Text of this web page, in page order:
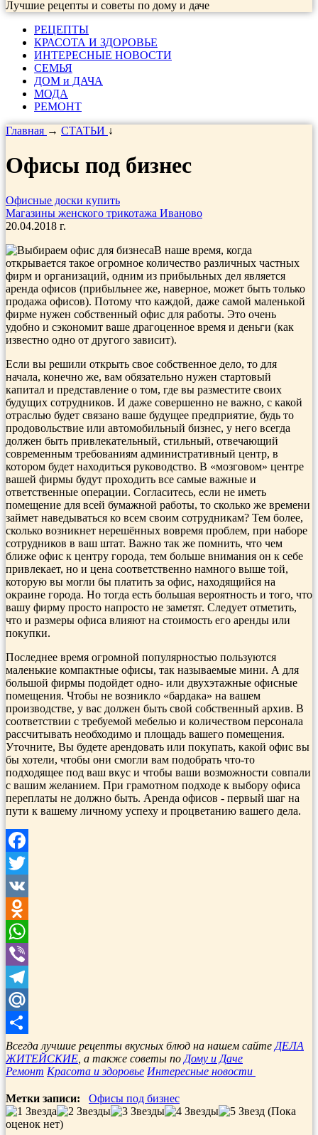
Лучшие рецепты и советы по дому и даче
РЕЦЕПТЫ
КРАСОТА И ЗДОРОВЬЕ
ИНТЕРЕСНЫЕ НОВОСТИ
СЕМЬЯ
ДОМ и ДАЧА
МОДА
РЕМОНТ
Главная → СТАТЬИ ↓
Офисы под бизнес
Офисные доски купить
Магазины женского трикотажа Иваново
20.04.2018 г.
В наше время, когда
открывается такое огромное количество различных частных
фирм и организаций, одним из прибыльных дел является
аренда офисов (прибыльнее же, наверное, может быть только
продажа офисов). Потому что каждой, даже самой маленькой
фирме нужен собственный офис для работы. Это очень
удобно и сэкономит ваше драгоценное время и деньги (как
известно одно от другого зависит).
Если вы решили открыть свое собственное дело, то для
начала, конечно же, вам обязательно нужен стартовый
капитал и представление о том, где вы разместите своих
будущих сотрудников. И даже совершенно не важно, с какой
отраслью будет связано ваше будущее предприятие, будь то
продовольствие или автомобильный бизнес, у него всегда
должен быть привлекательный, стильный, отвечающий
современным требованиям административный центр, в
котором будет находиться руководство. В «мозговом» центре
вашей фирмы будут проходить все самые важные и
ответственные операции. Согласитесь, если не иметь
помещение для всей бумажной работы, то сколько же времени
займет наведываться ко всем своим сотрудникам? Тем более,
сколько возникнет нерешённых вовремя проблем, при наборе
сотрудников в ваш штат. Важно так же помнить, что чем
ближе офис к центру города, тем больше внимания он к себе
привлекает, но и цена соответственно намного выше той,
которую вы могли бы платить за офис, находящийся на
окраине города. Но тогда есть большая вероятность и того, что
вашу фирму просто напросто не заметят. Следует отметить,
что и размеры офиса влияют на стоимость его аренды или
покупки.
Последнее время огромной популярностью пользуются
маленькие компактные офисы, так называемые мини. А для
большой фирмы подойдет одно- или двухэтажные офисные
помещения. Чтобы не возникло «бардака» на вашем
производстве, у вас должен быть свой собственный архив. В
соответствии с требуемой мебелью и количеством персонала
рассчитывать необходимо и площадь вашего помещения.
Уточните, Вы будете арендовать или покупать, какой офис вы
бы хотели, чтобы они смогли вам подобрать что-то
подходящее под ваш вкус и чтобы ваши возможности совпали
с вашим желанием. При грамотном подходе к выбору офиса
переплаты не должно быть. Аренда офисов - первый шаг на
пути к вашему личному успеху и процветанию вашего дела.
Facebook
Twitter
VK
Odnoklassniki
WhatsApp
Viber
Telegram
Mail.Ru
Отправить
Всегда лучшие рецепты вкусных блюд на нашем сайте ДЕЛА
ЖИТЕЙСКИЕ , а также советы по Дому и Даче
Ремонт Красота и здоровье Интересные новости
Метки записи:
Офисы под бизнес
(Пока
оценок нет)